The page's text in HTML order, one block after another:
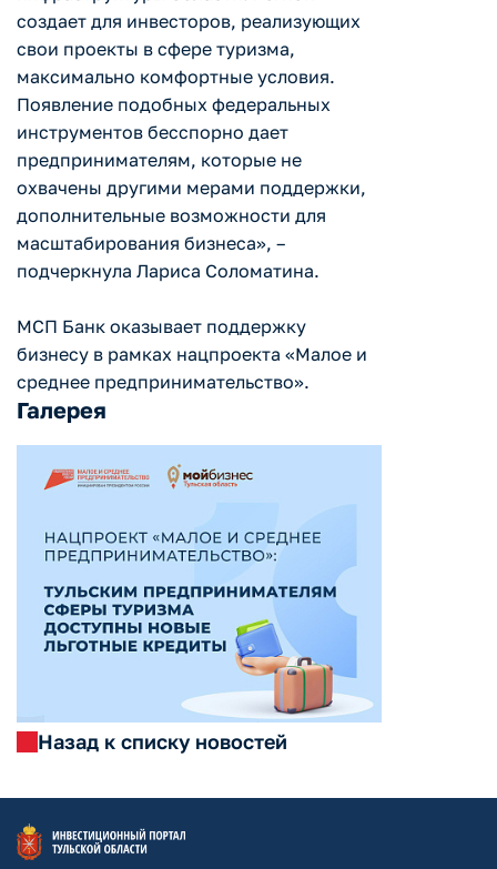
создает для инвесторов, реализующих
свои проекты в сфере туризма,
максимально комфортные условия.
Появление подобных федеральных
инструментов бесспорно дает
предпринимателям, которые не
охвачены другими мерами поддержки,
дополнительные возможности для
масштабирования бизнеса», –
подчеркнула Лариса Соломатина.
МСП Банк оказывает поддержку
бизнесу в рамках нацпроекта «Малое и
среднее предпринимательство».
Галерея
Назад к списку новостей